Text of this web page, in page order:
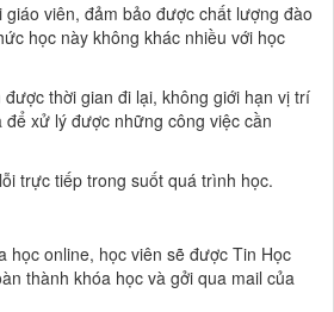
viên, đảm bảo được chất lượng đào
học này không khác nhiều với học
thời gian đi lại, không giới hạn vị trí
xử lý được những công việc cần
trực tiếp trong suốt quá trình học.
học online, học viên sẽ được Tin Học
thành khóa học và gởi qua mail của